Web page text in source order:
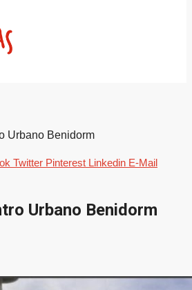
Urbano Benidorm
Twitter Pinterest Linkedin E-Mail
Urbano Benidorm